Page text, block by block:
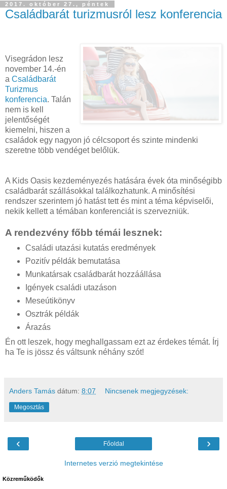
2017. október 27., péntek
Családbarát turizmusról lesz konferencia
Visegrádon lesz
november 14.-én
a Családbarát
Turizmus
konferencia. Talán
nem is kell
jelentőségét
kiemelni, hiszen a
családok egy nagyon jó célcsoport és szinte mindenki
szeretne több vendéget belőlük.
A Kids Oasis kezdeményezés hatására évek óta minőségibb
családbarát szállásokkal találkozhatunk. A minősítési
rendszer szerintem jó hatást tett és mint a téma képviselői,
nekik kellett a témában konferenciát is szervezniük.
A rendezvény főbb témái lesznek:
Családi utazási kutatás eredmények
Pozitív példák bemutatása
Munkatársak családbarát hozzáállása
Igények családi utazáson
Meseútikönyv
Osztrák példák
Árazás
Én ott leszek, hogy meghallgassam ezt az érdekes témát. Írj
ha Te is jössz és váltsunk néhány szót!
Anders Tamás dátum: 8:07 Nincsenek megjegyzések:
Megosztás
‹ ›
Főoldal
Internetes verzió megtekintése
Közreműködők